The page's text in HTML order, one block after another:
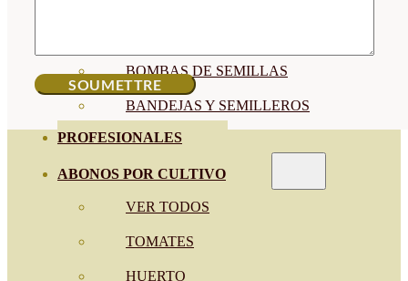
BOMBAS DE SEMILLAS
BANDEJAS Y SEMILLEROS
PROFESIONALES
ABONOS POR CULTIVO
VER TODOS
TOMATES
HUERTO